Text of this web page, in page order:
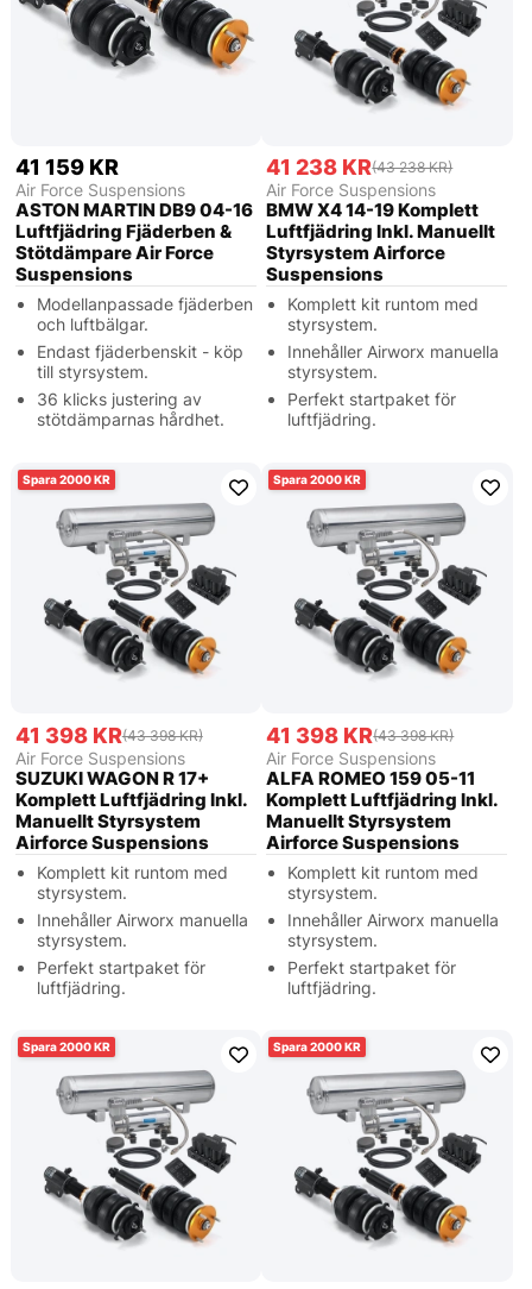
41 159 KR
Air Force Suspensions
ASTON MARTIN DB9 04-16
Luftfjädring Fjäderben &
Stötdämpare Air Force
Suspensions
Modellanpassade fjäderben
och luftbälgar.
Endast fjäderbenskit - köp
till styrsystem.
36 klicks justering av
stötdämparnas hårdhet.
41 238 KR(43 238 KR)
Air Force Suspensions
BMW X4 14-19 Komplett
Luftfjädring Inkl. Manuellt
Styrsystem Airforce
Suspensions
Komplett kit runtom med
styrsystem.
Innehåller Airworx manuella
styrsystem.
Perfekt startpaket för
luftfjädring.
2000
41 398 KR(43 398 KR)
Air Force Suspensions
SUZUKI WAGON R 17+
Komplett Luftfjädring Inkl.
Manuellt Styrsystem
Airforce Suspensions
Komplett kit runtom med
styrsystem.
Innehåller Airworx manuella
styrsystem.
Perfekt startpaket för
luftfjädring.
2000
41 398 KR(43 398 KR)
Air Force Suspensions
ALFA ROMEO 159 05-11
Komplett Luftfjädring Inkl.
Manuellt Styrsystem
Airforce Suspensions
Komplett kit runtom med
styrsystem.
Innehåller Airworx manuella
styrsystem.
Perfekt startpaket för
luftfjädring.
2000 2000